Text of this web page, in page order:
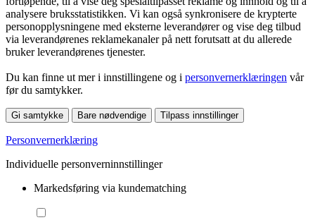
analysere bruksstatistikken. Vi kan også synkronisere de krypterte
personopplysningene med eksterne leverandører og vise deg tilbud
via leverandørenes reklamekanaler på nett forutsatt at du allerede
bruker leverandørenes tjenester.
Du kan finne ut mer i innstillingene og i personvernerklæringen vår
før du samtykker.
Gi samtykke Bare nødvendige Tilpass innstillinger
Personvernerklæring
Individuelle personverninnstillinger
Markedsføring via kundematching